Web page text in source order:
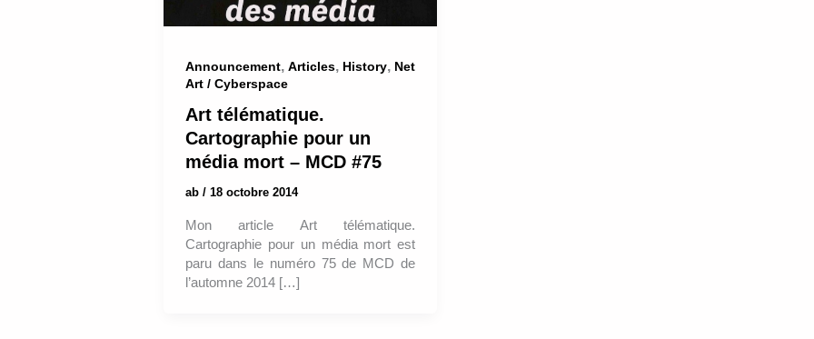
Announcement, Articles, History, Net
Art / Cyberspace
Art télématique.
Cartographie pour un
média mort – MCD #75
ab / 18 octobre 2014
Mon article Art télématique.
Cartographie pour un média mort est
paru dans le numéro 75 de MCD de
l’automne 2014 […]